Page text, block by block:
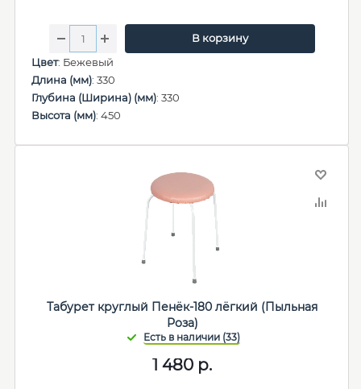
В корзину
Цвет: Бежевый
Длина (мм): 330
Глубина (Ширина) (мм): 330
Высота (мм): 450
Табурет круглый Пенёк-180 лёгкий (Пыльная
Роза)
1 480 р.